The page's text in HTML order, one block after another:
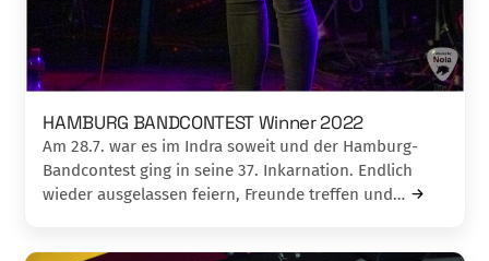
HAMBURG BANDCONTEST Winner 2022
Am 28.7. war es im Indra soweit und der Hamburg-
Bandcontest ging in seine 37. Inkarnation. Endlich
wieder ausgelassen feiern, Freunde treffen und…